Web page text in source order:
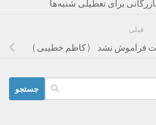
برای تعطیلی شنبه‌ها
قبلی
فراموش نشد ( کاظم خطیبی )